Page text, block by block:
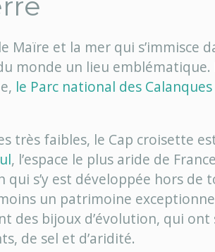
Maïre et la mer qui s’immisce
monde un lieu emblématique.
le Parc national des
très faibles, le Cap croisette
, l’espace le plus aride de
s’y est développée hors de
un patrimoine
des bijoux d’évolution, qui ont
de sel et d’aridité.